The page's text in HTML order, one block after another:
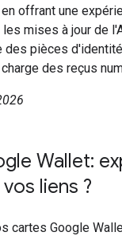
offrant une
mises à jour de
des pièces
des reçus
Wallet:
liens ?
cartes Google